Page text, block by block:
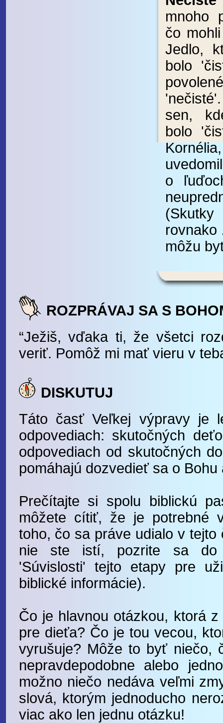
mnoho
čo
Jedlo,
bolo
sen,
bolo
o
rovnako
môžu
ROZPRÁVAJ SA S
“Ježiš, vďaka ti, že všetci
veriť. Pomôž mi mať vieru v
DISKUTUJ
Táto časť Veľkej výpravy je
odpovediach: skutočných
odpovediach od skutočných
pomáhajú dozvedieť sa o Bohu
Prečítajte si spolu biblickú
môžete cítiť, že je potrebné
toho, čo sa práve udialo v tejto
nie ste istí, pozrite sa
'Súvislosti' tejto etapy pre
biblické informácie).
Čo je hlavnou otázkou, ktorá
pre dieťa? Čo je tou vecou,
vyrušuje? Môže to byť niečo,
nepravdepodobne alebo
možno niečo nedáva veľmi
slová, ktorým jednoducho
viac ako len jednu otázku!